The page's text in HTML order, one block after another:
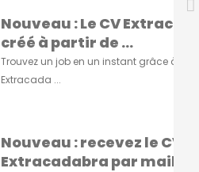
Nouveau : Le CV
créé à partir de ...
Trouvez un job en un instant grâce à
Extracada ...
Nouveau : recevez le CV
Extracadabra par mail ...